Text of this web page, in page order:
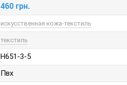
460 грн.
искусственная кожа-текстиль
текстиль
H651-3-5
Пвх